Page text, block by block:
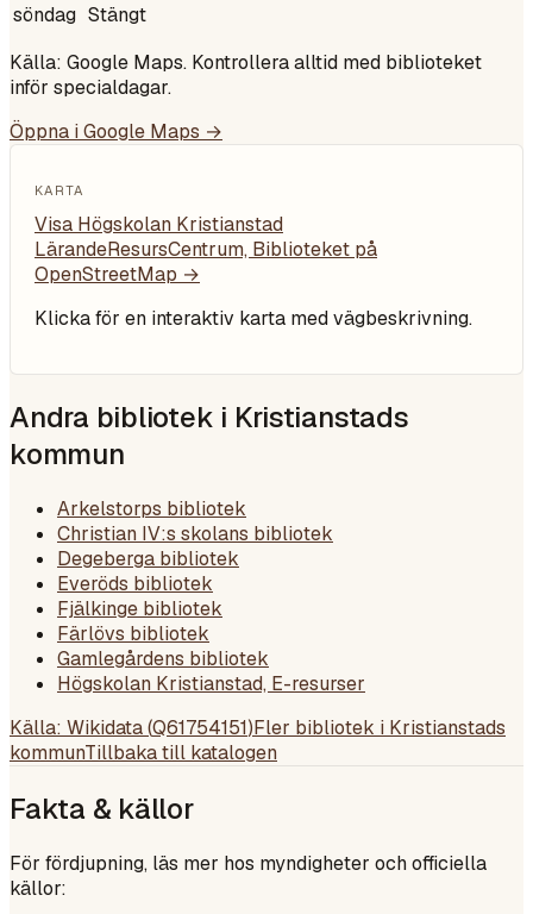
söndag Stängt
Källa: Google Maps. Kontrollera alltid med biblioteket
inför specialdagar.
Öppna i Google Maps →
KARTA
Visa Högskolan Kristianstad
LärandeResursCentrum, Biblioteket på
OpenStreetMap →
Klicka för en interaktiv karta med vägbeskrivning.
Andra bibliotek i Kristianstads
kommun
Arkelstorps bibliotek
Christian IV:s skolans bibliotek
Degeberga bibliotek
Everöds bibliotek
Fjälkinge bibliotek
Färlövs bibliotek
Gamlegårdens bibliotek
Högskolan Kristianstad, E-resurser
Källa: Wikidata (Q61754151)Fler bibliotek i Kristianstads
kommunTillbaka till katalogen
Fakta & källor
För fördjupning, läs mer hos myndigheter och officiella
källor: